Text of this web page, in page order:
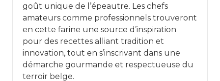
goût unique de l’épeautre. Les chefs
amateurs comme professionnels trouveront
en cette farine une source d’inspiration
pour des recettes alliant tradition et
innovation, tout en s’inscrivant dans une
démarche gourmande et respectueuse du
terroir belge.